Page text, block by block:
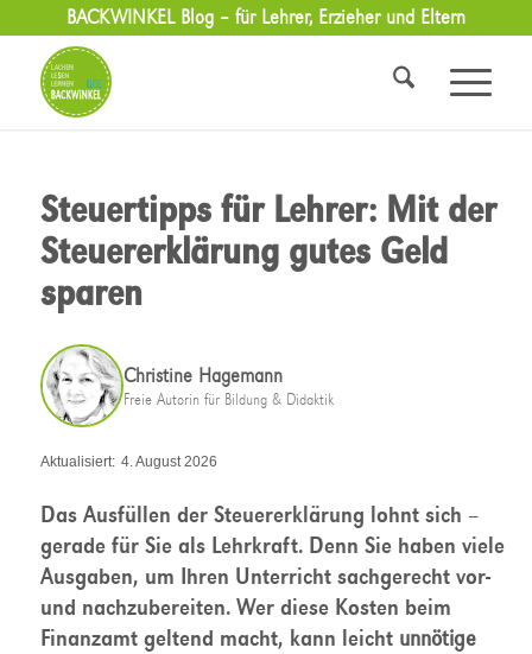
BACKWINKEL Blog – für Lehrer, Erzieher und Eltern
Steuertipps für Lehrer: Mit der
Steuererklärung gutes Geld
sparen
Christine Hagemann
Freie Autorin für Bildung & Didaktik
Aktualisiert: 4. August 2026
Das Ausfüllen der Steuererklärung lohnt sich –
gerade für Sie als Lehrkraft. Denn Sie haben viele
Ausgaben, um Ihren Unterricht sachgerecht vor-
und nachzubereiten. Wer diese Kosten beim
Finanzamt geltend macht, kann leicht unnötige